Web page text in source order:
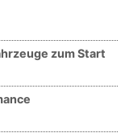
zum Start